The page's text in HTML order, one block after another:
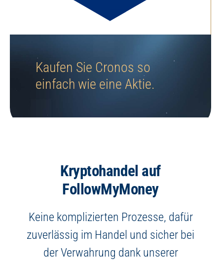
Kaufen Sie Cronos so
einfach wie eine Aktie.
Kryptohandel auf
FollowMyMoney
Keine komplizierten Prozesse, dafür
zuverlässig im Handel und sicher bei
der Verwahrung dank unserer